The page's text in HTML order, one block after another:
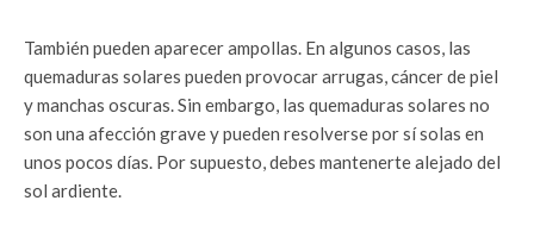
También pueden aparecer ampollas. En algunos casos, las
quemaduras solares pueden provocar arrugas, cáncer de piel
y manchas oscuras. Sin embargo, las quemaduras solares no
son una afección grave y pueden resolverse por sí solas en
unos pocos días. Por supuesto, debes mantenerte alejado del
sol ardiente.